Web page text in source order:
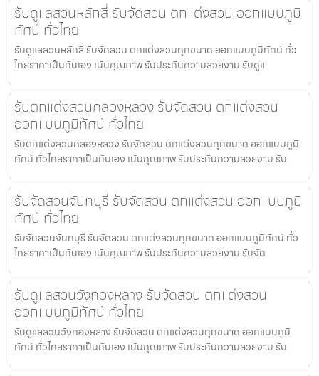
รับดูแลสวนหลักสี่ รับจัดสวน ตกแต่งสวน ออกแบบภูมิ
ทัศน์ ทั่วไทย
รับดูแลสวนหลักสี่ รับจัดสวน ตกแต่งสวนทุกขนาด ออกแบบภูมิทัศน์ ทั่ว
ไทยราคาเป็นกันเอง เน้นคุณภาพ รับประกันความสวยงาม รับดูแ
รับตกแต่งสวนคลองหลวง รับจัดสวน ตกแต่งสวน
ออกแบบภูมิทัศน์ ทั่วไทย
รับตกแต่งสวนคลองหลวง รับจัดสวน ตกแต่งสวนทุกขนาด ออกแบบภูมิ
ทัศน์ ทั่วไทยราคาเป็นกันเอง เน้นคุณภาพ รับประกันความสวยงาม รับ
รับจัดสวนจันทบุรี รับจัดสวน ตกแต่งสวน ออกแบบภูมิ
ทัศน์ ทั่วไทย
รับจัดสวนจันทบุรี รับจัดสวน ตกแต่งสวนทุกขนาด ออกแบบภูมิทัศน์ ทั่ว
ไทยราคาเป็นกันเอง เน้นคุณภาพ รับประกันความสวยงาม รับจัด
รับดูแลสวนวังทองหลาง รับจัดสวน ตกแต่งสวน
ออกแบบภูมิทัศน์ ทั่วไทย
รับดูแลสวนวังทองหลาง รับจัดสวน ตกแต่งสวนทุกขนาด ออกแบบภูมิ
ทัศน์ ทั่วไทยราคาเป็นกันเอง เน้นคุณภาพ รับประกันความสวยงาม รับ